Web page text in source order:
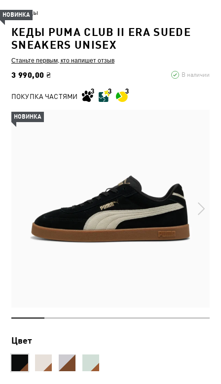
Кеды
КЕДЫ PUMA CLUB II ERA SUEDE
SNEAKERS UNISEX
Станьте первым, кто напишет отзыв
3 990,00 ₴ В наличии
НОВИНКА
ПОКУПКА ЧАСТЯМИ
Цвет
НОВИНКА